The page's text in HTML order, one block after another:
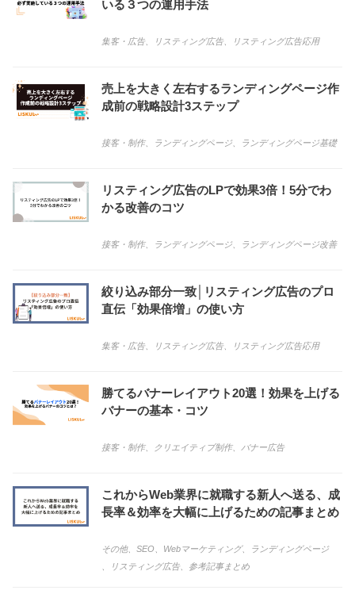
いる３つの運用手法
集客・広告、 リスティング広告、 リスティング広告応用
売上を大きく左右するランディングページ作
成前の戦略設計3ステップ
接客・制作、 ランディングページ、 ランディングページ基礎
リスティング広告のLPで効果3倍！5分でわ
かる改善のコツ
接客・制作、 ランディングページ、 ランディングページ改善
絞り込み部分一致│リスティング広告のプロ
直伝「効果倍増」の使い方
集客・広告、 リスティング広告、 リスティング広告応用
勝てるバナーレイアウト20選！効果を上げる
バナーの基本・コツ
接客・制作、 クリエイティブ制作、 バナー広告
これからWeb業界に就職する新人へ送る、成
長率＆効率を大幅に上げるための記事まとめ
その他、 SEO Webマーケティング、
ランディングページ
リスティング広告、 参考記事まとめ